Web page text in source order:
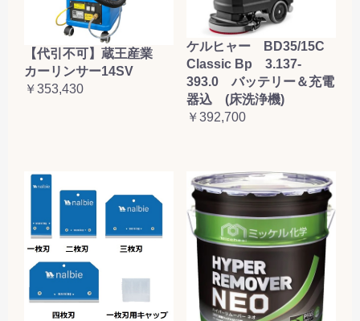
【代引不可】蔵王産業
カーリンサー14SV
￥353,430
ケルヒャー BD35/15C
Classic Bp 3.137-
393.0 バッテリー＆充電
器込 (床洗浄機)
￥392,700